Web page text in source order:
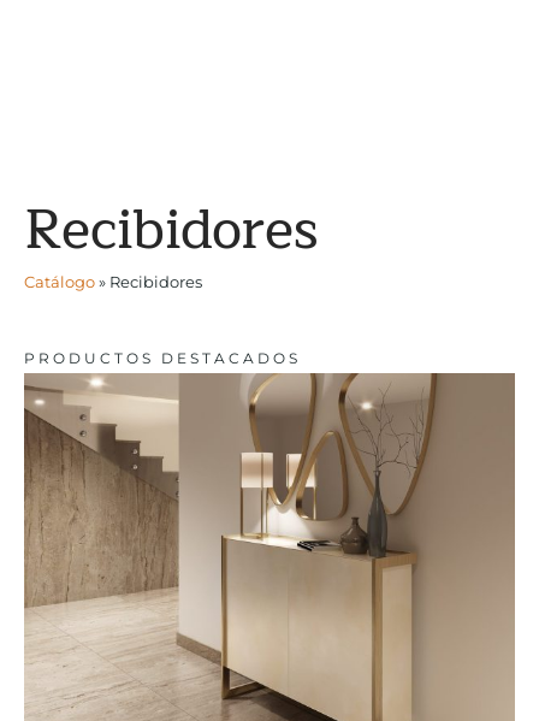
Recibidores
Catálogo» Recibidores
PRODUCTOS DESTACADOS